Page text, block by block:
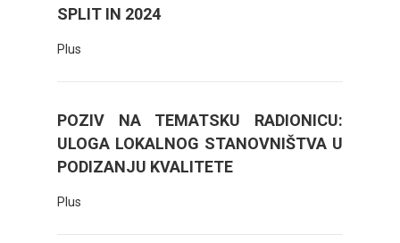
SPLIT IN 2024
Plus
POZIV NA TEMATSKU RADIONICU:
ULOGA LOKALNOG STANOVNIŠTVA U
PODIZANJU KVALITETE
Plus